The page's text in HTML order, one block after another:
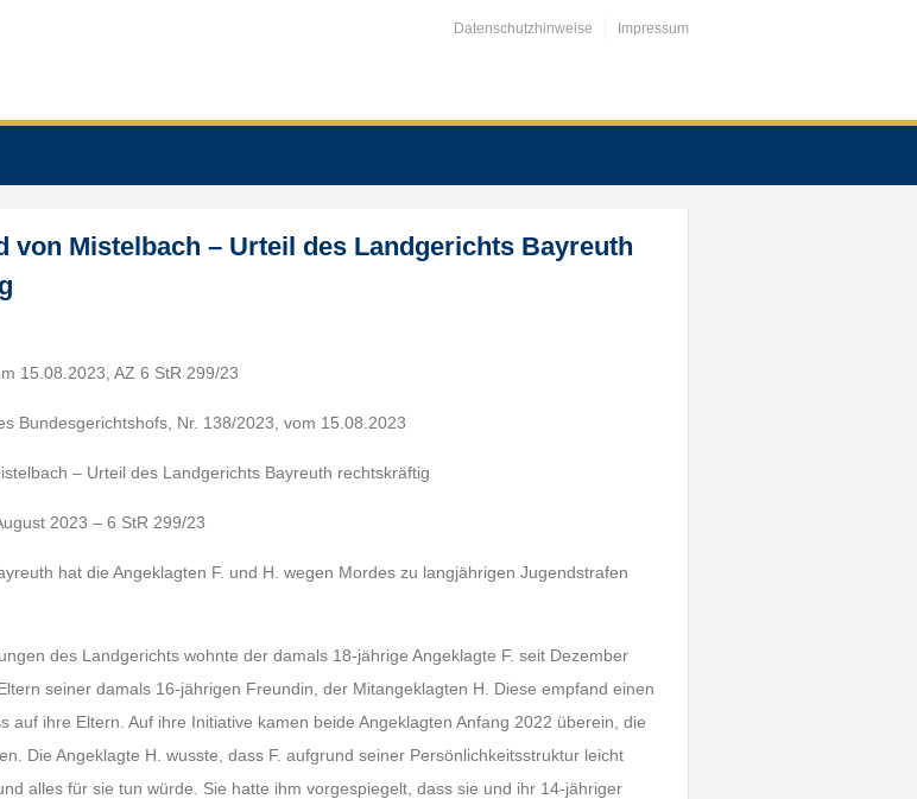
Datenschutzhinweise Impressum
von Mistelbach – Urteil des Landgerichts Bayreuth
15.08.2023, AZ 6 StR 299/23
Bundesgerichtshofs, Nr. 138/2023, vom 15.08.2023
– Urteil des Landgerichts Bayreuth rechtskräftig
2023 – 6 StR 299/23
hat die Angeklagten F. und H. wegen Mordes zu langjährigen Jugendstrafen
des Landgerichts wohnte der damals 18-jährige Angeklagte F. seit Dezember
seiner damals 16-jährigen Freundin, der Mitangeklagten H. Diese empfand einen
auf ihre Eltern. Auf ihre Initiative kamen beide Angeklagten Anfang 2022 überein, die
Die Angeklagte H. wusste, dass F. aufgrund seiner Persönlichkeitsstruktur leicht
alles für sie tun würde. Sie hatte ihm vorgespiegelt, dass sie und ihr 14-jähriger